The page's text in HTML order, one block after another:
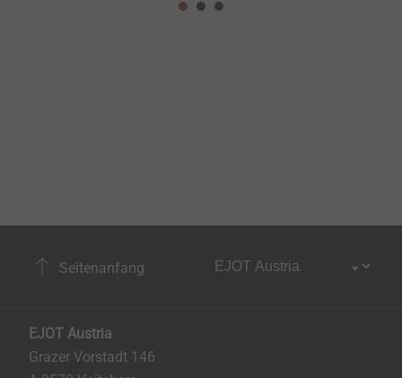
Seitenanfang
EJOT Austria
Grazer Vorstadt 146